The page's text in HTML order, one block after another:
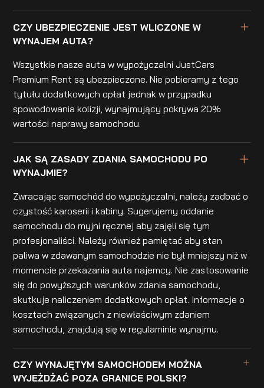
CZY UBEZPIECZENIE JEST WLICZONE W
WYNAJEM AUTA?
Wszystkie nasze auta w wypożyczalni JustCars
Premium Rent są ubezpieczone. Nie pobieramy z tego
tytułu dodatkowych opłat jednak w przypadku
spowodowania kolizji, wynajmujący pokrywa 20%
wartości naprawy samochodu.
JAK SĄ ZASADY ZDANIA SAMOCHODU PO
WYNAJMIE?
Zwracając samochód do wypożyczalni, należy zadbać o
czystość karoserii i kabiny. Sugerujemy oddanie
samochodu do myjni ręcznej aby zajęli się tym
profesjonaliści. Należy również pamiętać aby stan
paliwa w zdawanym samochodzie nie był mniejszy niż w
momencie przekazania auta najemcy. Nie zastosowanie
się do powyższych warunków zdania samochodu,
skutkuje naliczeniem dodatkowych opłat. Informacje o
kosztach związanych z niewłaściwym zdaniem
samochodu, znajdują się w regulaminie wynajmu.
CZY WYNAJĘTYM SAMOCHODEM MOŻNA
WYJEŻDŻAĆ POZA GRANICE POLSKI?